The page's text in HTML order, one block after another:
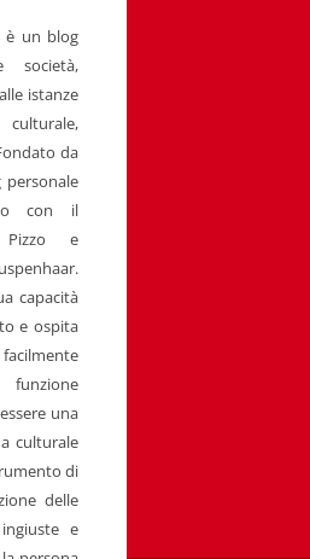
è un blog
società,
istanze
da
con il
e
capacità
e ospita
una
culturale
di
delle
e